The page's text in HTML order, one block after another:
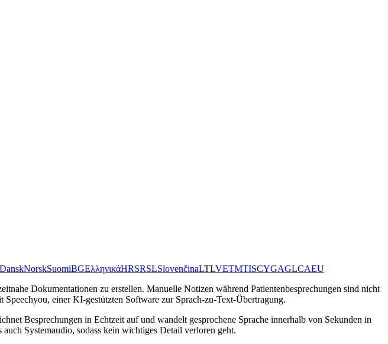
DanskNorskSuomiBGΕλληνικάHRSRSLSlovenčinaLTLVETMTISCYGAGLCAEU
Dokumentationen zu erstellen. Manuelle Notizen während Patientenbesprechungen sind nicht
einer KI-gestützten Software zur Sprach-zu-Text-Übertragung.
Besprechungen in Echtzeit auf und wandelt gesprochene Sprache innerhalb von Sekunden in
Systemaudio, sodass kein wichtiges Detail verloren geht.